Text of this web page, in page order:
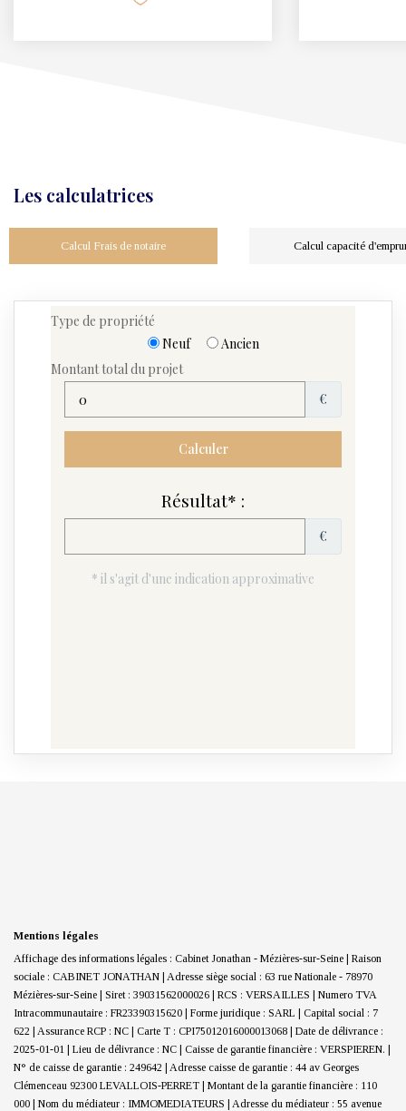
Les calculatrices
Calcul Frais de notaire Calcul capacité
Mentions légales
Affichage des informations légales : Cabinet Jonathan - Mézières-sur-Seine | Raison
sociale : CABINET JONATHAN | Adresse siège social : 63 rue Nationale - 78970
Mézières-sur-Seine | Siret : 39031562000026 | RCS : VERSAILLES | Numero TVA
Intracommunautaire : FR23390315620 | Forme juridique : SARL | Capital social : 7
622 | Assurance RCP : NC | Carte T : CPI75012016000013068 | Date de délivrance :
2025-01-01 | Lieu de délivrance : NC | Caisse de garantie financière : VERSPIEREN. |
N° de caisse de garantie : 249642 | Adresse caisse de garantie : 44 av Georges
Clémenceau 92300 LEVALLOIS-PERRET | Montant de la garantie financière : 110
000 | Nom du médiateur : IMMOMEDIATEURS | Adresse du médiateur : 55 avenue